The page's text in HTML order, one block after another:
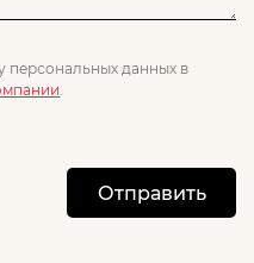
персональных данных в
Отправить